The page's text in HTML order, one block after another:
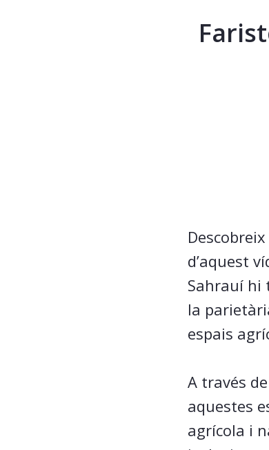
d’aquest
Sahrauí hi
la
espais
A través
aquestes
agrícola i